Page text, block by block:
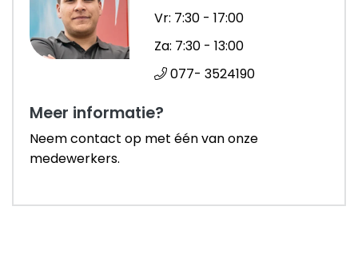
Vr: 7:30 - 17:00
Za: 7:30 - 13:00
077- 3524190
Meer informatie?
Neem contact op met één van onze
medewerkers.